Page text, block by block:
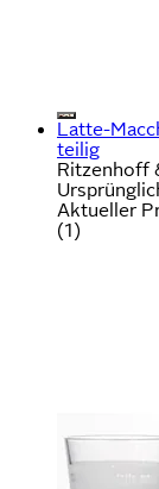
Latte-
teilig
Ritzenhoff
Aktueller
(1)